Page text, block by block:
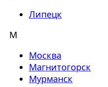
Липецк
М
Москва
Магнитогорск
Мурманск